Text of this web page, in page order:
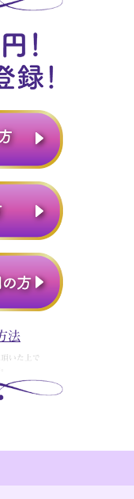
法
いた上で